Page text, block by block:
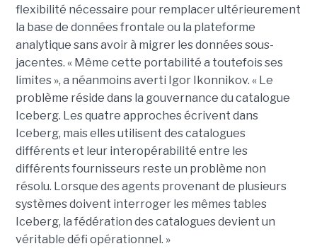
flexibilité nécessaire pour remplacer ultérieurement
la base de données frontale ou la plateforme
analytique sans avoir à migrer les données sous-
jacentes. « Même cette portabilité a toutefois ses
limites », a néanmoins averti Igor Ikonnikov. « Le
problème réside dans la gouvernance du catalogue
Iceberg. Les quatre approches écrivent dans
Iceberg, mais elles utilisent des catalogues
différents et leur interopérabilité entre les
différents fournisseurs reste un problème non
résolu. Lorsque des agents provenant de plusieurs
systèmes doivent interroger les mêmes tables
Iceberg, la fédération des catalogues devient un
véritable défi opérationnel. »